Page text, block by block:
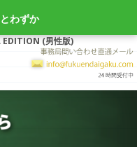
わずか
EDITION (男性版)